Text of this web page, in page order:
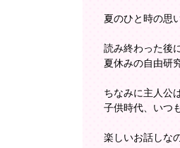
夏のひと時の思
読み終わった後
夏休みの自由研
ちなみに主人公
子供時代、いつ
楽しいお話しな